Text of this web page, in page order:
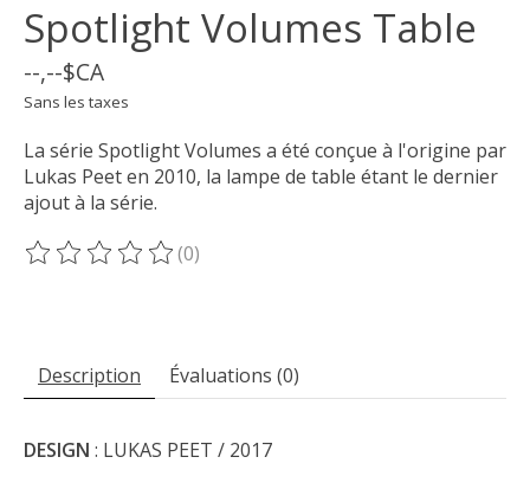
Spotlight Volumes Table
--,--$CA
Sans les taxes
La série Spotlight Volumes a été conçue à l'origine par
Lukas Peet en 2010, la lampe de table étant le dernier
ajout à la série.
Ce produit est évalué à
(0)
Description Évaluations (0)
DESIGN : LUKAS PEET / 2017